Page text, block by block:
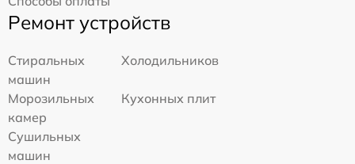
Ремонт устройств
Стиральных
машин
Холодильников
Морозильных
камер
Кухонных плит
Сушильных
машин